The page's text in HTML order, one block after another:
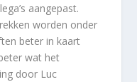
aangepast.
worden onder
beter in kaart
wat het
door Luc